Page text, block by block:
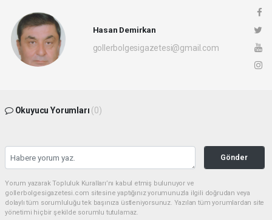
Hasan Demirkan
gollerbolgesigazetesi@gmail.com
Okuyucu Yorumları (0)
Gönder
Yorum yazarak Topluluk Kuralları’nı kabul etmiş bulunuyor ve
gollerbolgesigazetesi.com sitesine yaptığınız yorumunuzla ilgili doğrudan veya
dolaylı tüm sorumluluğu tek başınıza üstleniyorsunuz. Yazılan tüm yorumlardan site
yönetimi hiçbir şekilde sorumlu tutulamaz.